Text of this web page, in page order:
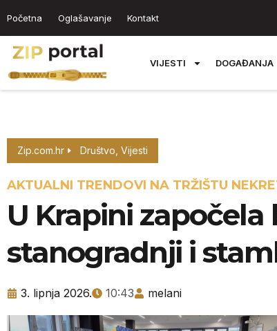
Početna Oglašavanje Kontakt
VIJESTI DOGAĐANJA
Zip.com.hr Društvo Vijesti
AKTUALNI TRENDOVI NA TRŽIŠTU
U Krapini
stanogradnji i
3. lipnja 2026. 10:43 melani